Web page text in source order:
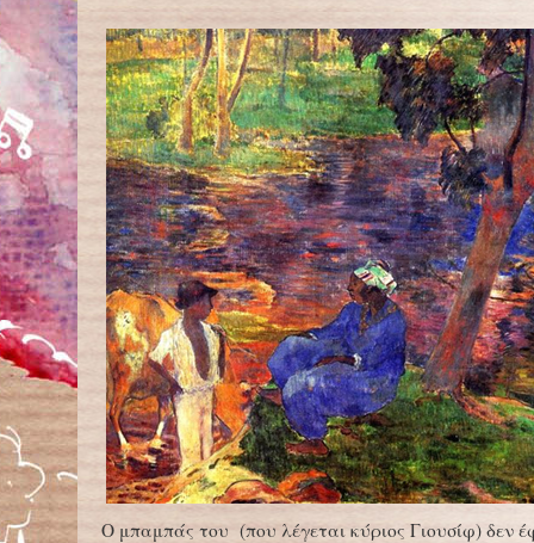
Ο μπαμπάς του (που λέγεται κύριος Γιουσίφ) δεν